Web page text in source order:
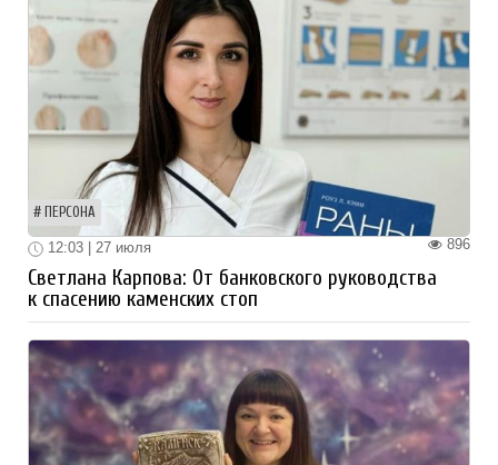
ПЕРСОНА
896
12:03 | 27 июля
Светлана Карпова: От банковского руководства
к спасению каменских стоп